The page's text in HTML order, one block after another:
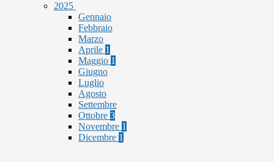
2025
Gennaio
Febbraio
Marzo
Aprile 1
Maggio 1
Giugno
Luglio
Agosto
Settembre
Ottobre 3
Novembre 1
Dicembre 1